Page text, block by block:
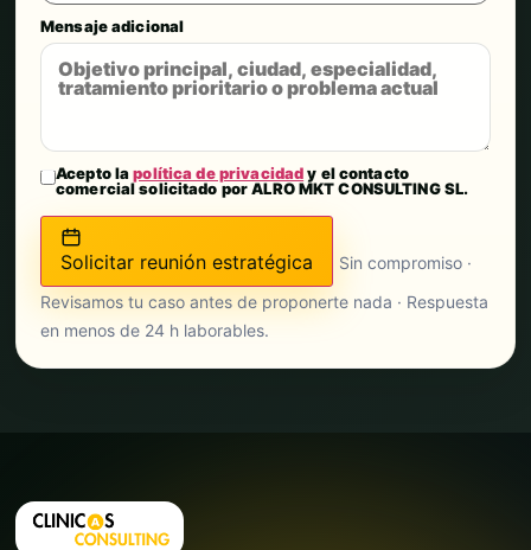
Mensaje adicional
Acepto lapolítica de privacidady el contacto
comercial solicitado por ALRO MKT CONSULTING SL.
Solicitar reunión estratégica
Sin compromiso ·
Revisamos tu caso antes de proponerte nada · Respuesta
en menos de 24 h laborables.